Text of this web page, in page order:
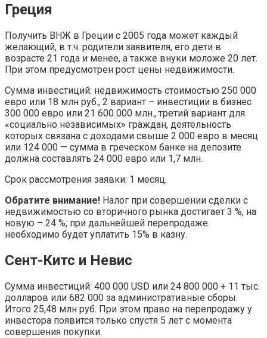
Греция
Получить ВНЖ в Греции с 2005 года может каждый
желающий, в т.ч. родители заявителя, его дети в
возрасте 21 года и менее, а также внуки моложе 20 лет.
При этом предусмотрен рост цены недвижимости.
Сумма инвестиций: недвижимость стоимостью 250 000
евро или 18 млн руб., 2 вариант – инвестиции в бизнес
300 000 евро или 21 600 000 млн., третий вариант для
«социально независимых» граждан, деятельность
которых связана с доходами свыше 2 000 евро в месяц
или 124 000 — сумма в греческом банке на депозите
должна составлять 24 000 евро или 1,7 млн.
Срок рассмотрения заявки: 1 месяц.
Обратите внимание! Налог при совершении сделки с
недвижимостью со вторичного рынка достигает 3 %, на
новую – 24 %, при дальнейшей перепродаже
необходимо будет уплатить 15% в казну.
Сент-Китс и Невис
Сумма инвестиций: 400 000 USD или 24 800 000 + 11 тыс.
долларов или 682 000 за административные сборы.
Итого 25,48 млн руб. При этом право на перепродажу у
инвестора появится только спустя 5 лет с момента
совершения покупки.